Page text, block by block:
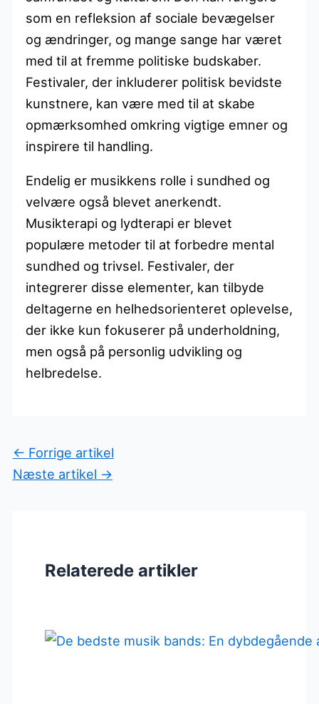
som en refleksion af sociale bevægelser
og ændringer, og mange sange har været
med til at fremme politiske budskaber.
Festivaler, der inkluderer politisk bevidste
kunstnere, kan være med til at skabe
opmærksomhed omkring vigtige emner og
inspirere til handling.
Endelig er musikkens rolle i sundhed og
velvære også blevet anerkendt.
Musikterapi og lydterapi er blevet
populære metoder til at forbedre mental
sundhed og trivsel. Festivaler, der
integrerer disse elementer, kan tilbyde
deltagerne en helhedsorienteret oplevelse,
der ikke kun fokuserer på underholdning,
men også på personlig udvikling og
helbredelse.
← Forrige artikel
Næste artikel →
Relaterede artikler